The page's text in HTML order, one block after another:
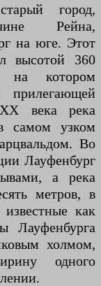
город,
Рейна,
на юге. Этот
высотой 360
на котором
века река
самом узком
Во
Лауфенбург
а река
метров, в
известные как
Лауфенбурга
холмом,
одного